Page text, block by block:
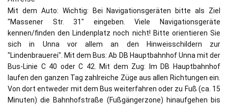
Mit dem Auto: Wichtig: Bei Navigationsgeräten bitte als Ziel
"Massener Str. 31" eingeben. Viele Navigationsgeräte
kennen/finden den Lindenplatz noch nicht! Bitte orientieren Sie
sich in Unna vor allem an den Hinweisschildern zur
"Lindenbrauerei". Mit dem Bus: Ab DB Hauptbahnhof Unna mit der
Bus-Linie C 40 oder C 42. Mit dem Zug: Im DB Hauptbahnhof
laufen den ganzen Tag zahlreiche Züge aus allen Richtungen ein.
Von dort entweder mit dem Bus weiterfahren oder zu Fuß (ca. 15
Minuten) die Bahnhofstraße (Fußgängerzone) hinaufgehen bis